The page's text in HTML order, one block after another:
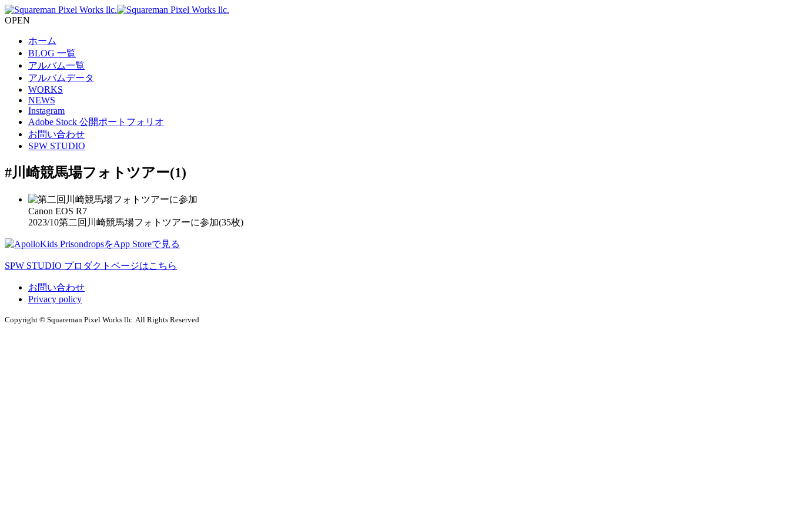
OPEN
ホーム
BLOG 一覧
アルバム一覧
アルバムデータ
WORKS
NEWS
Instagram
Adobe Stock 公開ポートフォリオ
お問い合わせ
SPW STUDIO
#川崎競馬場フォトツアー(1)
Canon EOS R7
2023/10第二回川崎競馬場フォトツアーに参加(35枚)
SPW STUDIO プロダクトページはこちら
お問い合わせ
Privacy policy
Copyright © Squareman Pixel Works llc. All Rights Reserved